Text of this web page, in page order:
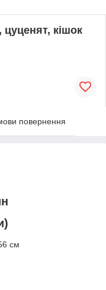
цуценят, кішок
повернення
см